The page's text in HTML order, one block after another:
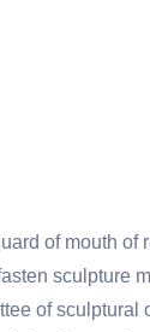
of mouth
sculpture
of